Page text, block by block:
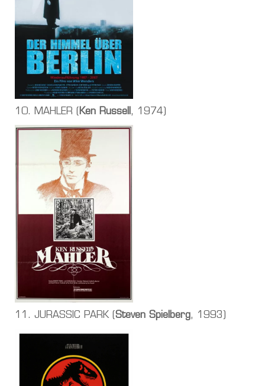
10. MAHLER (Ken Russell, 1974)
11. JURASSIC PARK (Steven Spielberg, 1993)